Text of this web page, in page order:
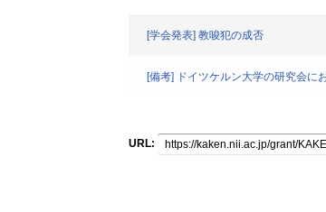
[学会発表] 教唆犯の成否
[備考] ドイツケルン大学の研究会に
URL: